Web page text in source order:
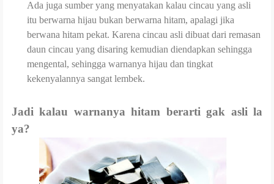
Ada juga sumber yang menyatakan kalau cincau yang asli
itu berwarna hijau bukan berwarna hitam, apalagi jika
berwana hitam pekat. Karena cincau asli dibuat dari remasan
daun cincau yang disaring kemudian diendapkan sehingga
mengental, sehingga warnanya hijau dan tingkat
kekenyalannya sangat lembek.
Jadi kalau warnanya hitam berarti gak asli la
ya?